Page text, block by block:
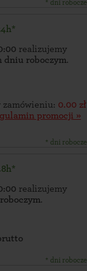
* dni robocze
realizujemy
dniu roboczym.
zamówieniu: 0.00 zł
promocji »
* dni robocze
realizujemy
.
* dni robocze